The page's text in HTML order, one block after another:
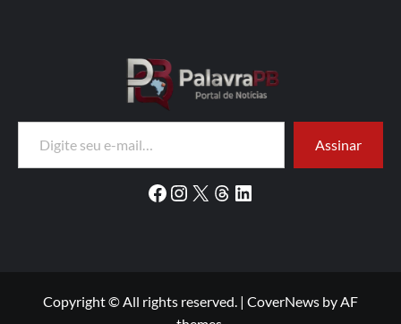
Digite seu e-mail…
Assinar
Facebook
Instagram
X Threads
LinkedIn
Copyright © All rights reserved. | CoverNews by AF